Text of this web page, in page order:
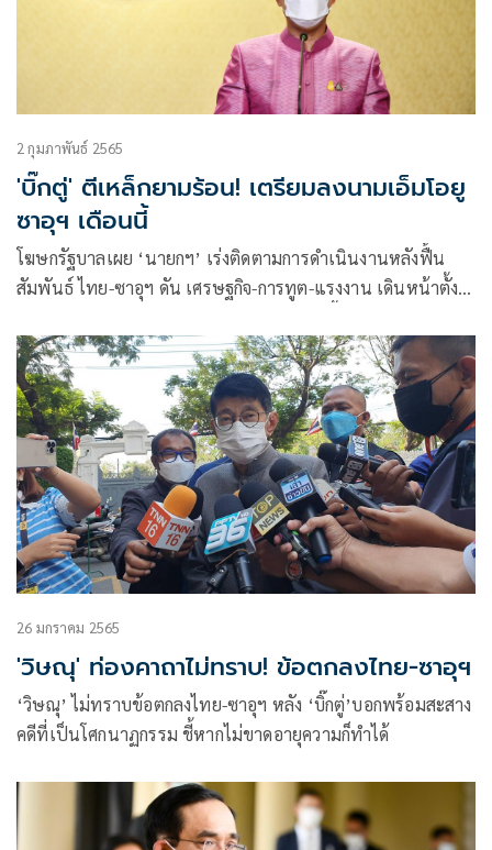
2 กุมภาพันธ์ 2565
'บิ๊กตู่' ตีเหล็กยามร้อน! เตรียมลงนามเอ็มโอยู
ซาอุฯ เดือนนี้
โฆษกรัฐบาลเผย ‘นายกฯ’ เร่งติดตามการดำเนินงานหลังฟื้น
สัมพันธ์ ไทย-ซาอุฯ ดัน เศรษฐกิจ-การทูต-แรงงาน เดินหน้าตั้ง
ทำภายใน 2 เดือน
26 มกราคม 2565
'วิษณุ' ท่องคาถาไม่ทราบ! ข้อตกลงไทย-ซาอุฯ
‘วิษณุ’ ไม่ทราบข้อตกลงไทย-ซาอุฯ หลัง ‘บิ๊กตู่’บอกพร้อมสะสาง
คดีที่เป็นโศกนาฏกรรม ชี้หากไม่ขาดอายุความก็ทำได้